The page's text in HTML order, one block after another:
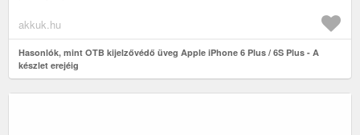
akkuk.hu
Hasonlók, mint OTB kijelzővédő üveg Apple iPhone 6 Plus / 6S Plus - A
készlet erejéig